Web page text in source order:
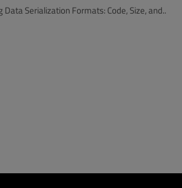
Serialization Formats: Code, Size, and..